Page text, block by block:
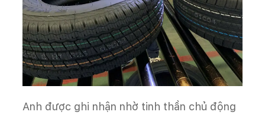
Anh được ghi nhận nhờ tinh thần chủ động